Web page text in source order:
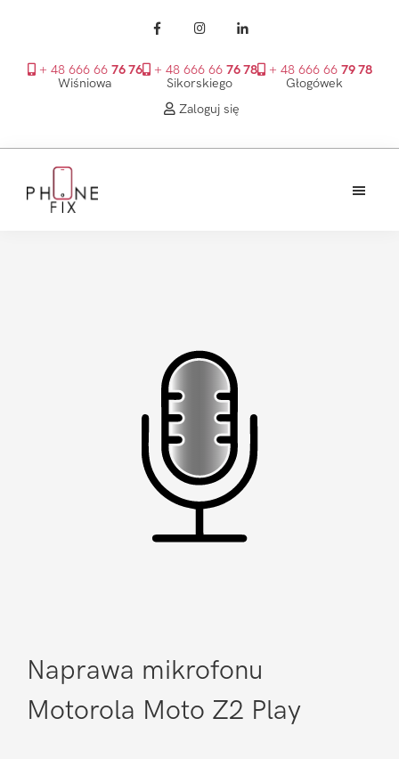
+ 48 666 66 76 76
Wiśniowa
+ 48 666 66 76 78
Sikorskiego
+ 48 666 66 79 78
Głogówek
Zaloguj się
głównego
Naprawa mikrofonu
Motorola Moto Z2 Play